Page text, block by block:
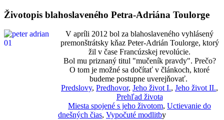
Životopis blahoslaveného Petra-Adriána Toulorge
V apríli 2012 bol za blahoslaveného vyhlásený
premonštrátsky kňaz Peter-Adrián Toulorge, ktorý
žil v čase Francúzskej revolúcie.
Bol mu priznaný titul "mučeník pravdy". Prečo?
O tom je možné sa dočítať v článkoch, ktoré
budeme postupne uverejňovať.
Predslovy, Predhovor, Jeho život I., Jeho život II.,
Prehľad života
Miesta spojené s jeho životom, Uctievanie do
dnešných čias, Vypočuté modlitby